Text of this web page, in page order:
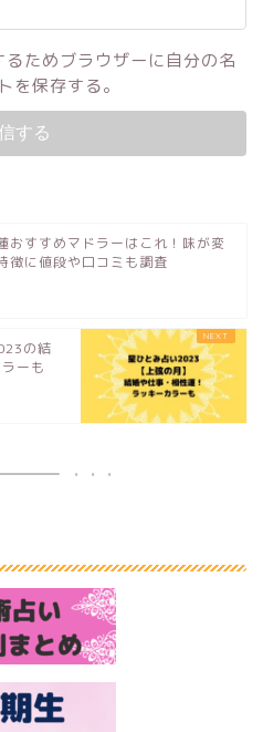
ためブラウザーに自分の名
を保存する。
おすすめマドラーはこれ！味が変
徴に値段や口コミも調査
の結
ーも